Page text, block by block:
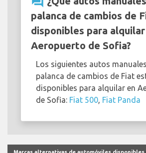
palanca de cambios de
disponibles para
Aeropuerto de Sofia?
Los siguientes autos
palanca de cambios de Fiat
disponibles para alquilar en
de Sofia: Fiat 500, Fiat Panda